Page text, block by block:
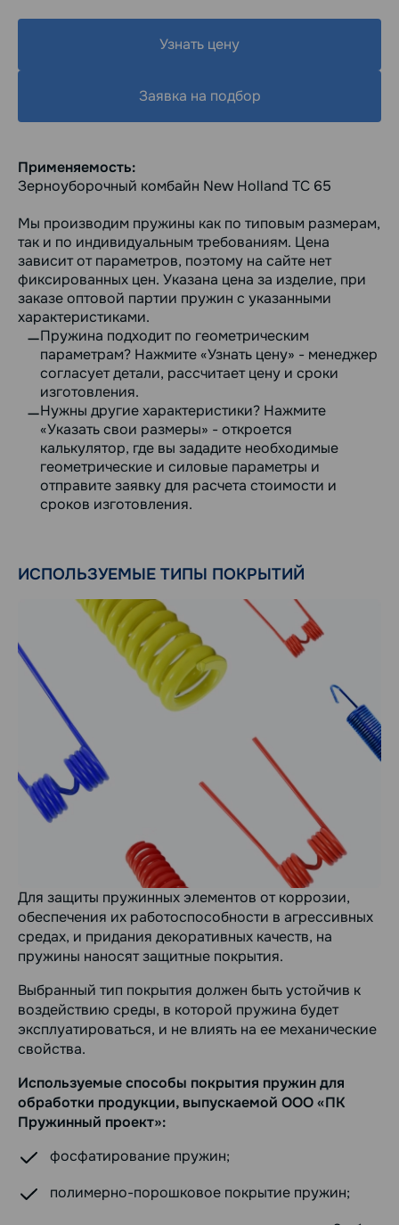
Узнать цену
Заявка на подбор
Применяемость:
Зерноуборочный комбайн New Holland TC 65
Мы производим пружины как по типовым размерам,
так и по индивидуальным требованиям. Цена
зависит от параметров, поэтому на сайте нет
фиксированных цен. Указана цена за изделие, при
заказе оптовой партии пружин с указанными
характеристиками.
Пружина подходит по геометрическим
параметрам? Нажмите «Узнать цену» - менеджер
согласует детали, рассчитает цену и сроки
изготовления.
Нужны другие характеристики? Нажмите
«Указать свои размеры» - откроется
калькулятор, где вы зададите необходимые
геометрические и силовые параметры и
отправите заявку для расчета стоимости и
сроков изготовления.
ИСПОЛЬЗУЕМЫЕ ТИПЫ ПОКРЫТИЙ
Для защиты пружинных элементов от коррозии,
обеспечения их работоспособности в агрессивных
средах, и придания декоративных качеств, на
пружины наносят защитные покрытия.
Выбранный тип покрытия должен быть устойчив к
воздействию среды, в которой пружина будет
эксплуатироваться, и не влиять на ее механические
свойства.
Используемые способы покрытия пружин для
обработки продукции, выпускаемой ООО «ПК
Пружинный проект»:
фосфатирование пружин;
полимерно-порошковое покрытие пружин;